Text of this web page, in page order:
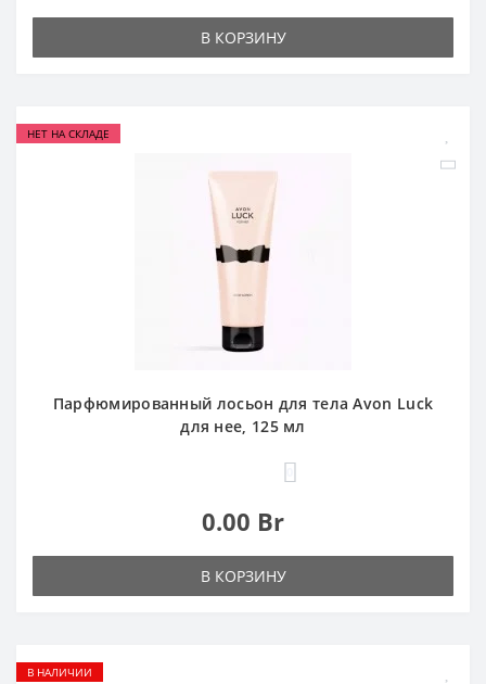
В КОРЗИНУ
НЕТ НА СКЛАДЕ
Парфюмированный лосьон для тела Avon Luck
для нее, 125 мл
0.00 Br
В КОРЗИНУ
В НАЛИЧИИ